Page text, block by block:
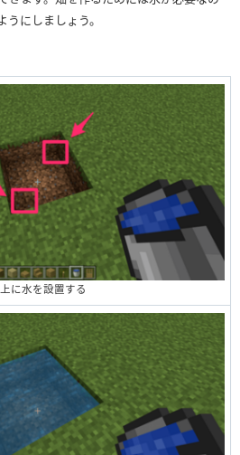
にしましょう。
に水を設置する